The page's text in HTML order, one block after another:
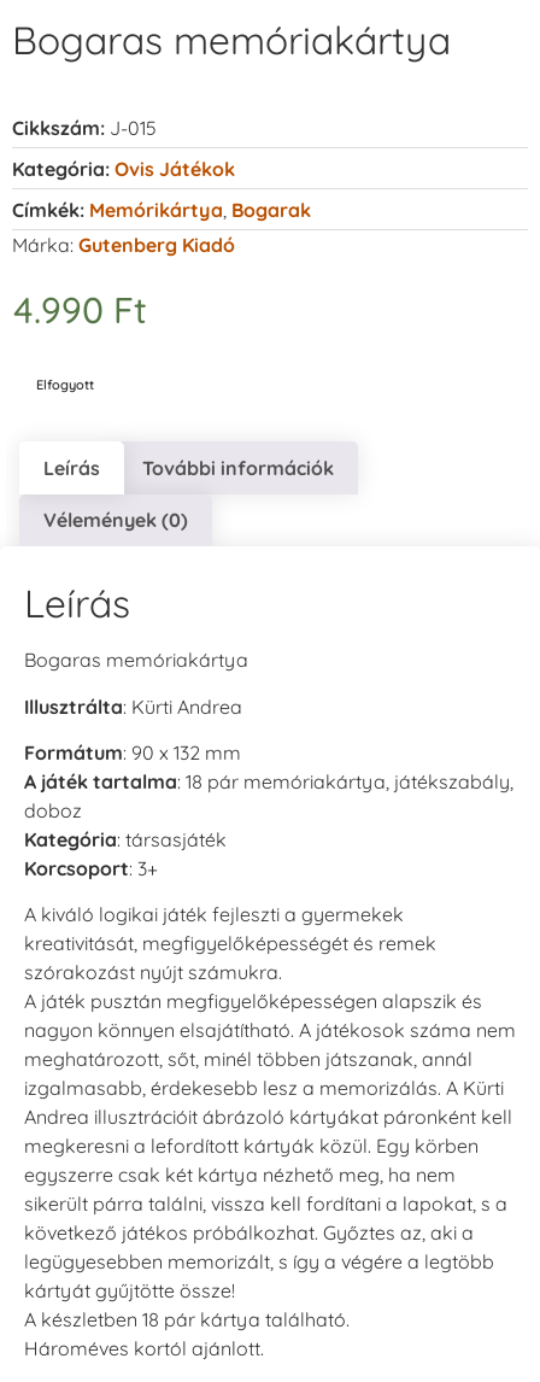
Bogaras memóriakártya
Cikkszám: J-015
Kategória: Ovis Játékok
Címkék: Memórikártya Bogarak
Márka: Gutenberg Kiadó
4.990 Ft
Elfogyott
Leírás További információk
Vélemények (0)
Leírás
Bogaras memóriakártya
Illusztrálta: Kürti Andrea
Formátum: 90 x 132 mm
A játék tartalma: 18 pár memóriakártya, játékszabály,
doboz
Kategória: társasjáték
Korcsoport: 3+
A kiváló logikai játék fejleszti a gyermekek
kreativitását, megfigyelőképességét és remek
szórakozást nyújt számukra.
A játék pusztán megfigyelőképességen alapszik és
nagyon könnyen elsajátítható. A játékosok száma nem
meghatározott, sőt, minél többen játszanak, annál
izgalmasabb, érdekesebb lesz a memorizálás. A Kürti
Andrea illusztrációit ábrázoló kártyákat páronként kell
megkeresni a lefordított kártyák közül. Egy körben
egyszerre csak két kártya nézhető meg, ha nem
sikerült párra találni, vissza kell fordítani a lapokat, s a
következő játékos próbálkozhat. Győztes az, aki a
legügyesebben memorizált, s így a végére a legtöbb
kártyát gyűjtötte össze!
A készletben 18 pár kártya található.
Hároméves kortól ajánlott.